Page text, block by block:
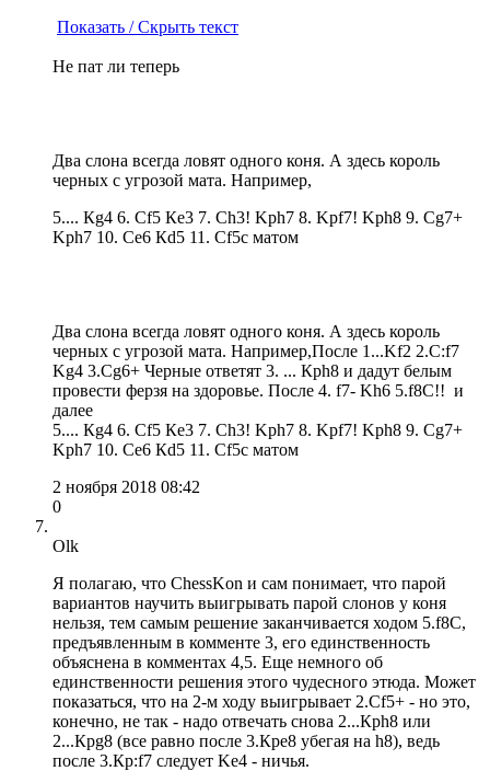
Показать / Скрыть текст
Не пат ли теперь
Два слона всегда ловят одного коня. А здесь король
черных с угрозой мата. Например,
5.... Кg4 6. Сf5 Кe3 7. Сh3! Kрh7 8. Kрf7! Kрh8 9. Сg7+
Kрh7 10. Сe6 Кd5 11. Сf5с матом
Два слона всегда ловят одного коня. А здесь король
черных с угрозой мата. Например,После 1...Kf2 2.C:f7
Kg4 3.Cg6+ Черные ответят 3. ... Крh8 и дадут белым
провести ферзя на здоровье. После 4. f7- Kh6 5.f8C!! и
далее
5.... Кg4 6. Сf5 Кe3 7. Сh3! Kрh7 8. Kрf7! Kрh8 9. Сg7+
Kрh7 10. Сe6 Кd5 11. Сf5с матом
2 ноября 2018 08:42
0
Olk
Я полагаю, что ChessKon и сам понимает, что парой
вариантов научить выигрывать парой слонов у коня
нельзя, тем самым решение заканчивается ходом 5.f8C,
предъявленным в комменте 3, его единственность
объяснена в комментах 4,5. Еще немного об
единственности решения этого чудесного этюда. Может
показаться, что на 2-м ходу выигрывает 2.Сf5+ - но это,
конечно, не так - надо отвечать снова 2...Крh8 или
2...Крg8 (все равно после 3.Крe8 убегая на h8), ведь
после 3.Кр:f7 следует Ke4 - ничья.